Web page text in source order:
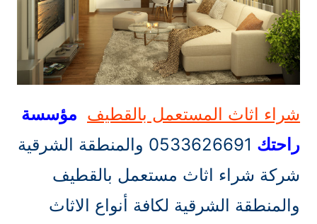
شراء اثاث المستعمل بالقطيف مؤسسة
راحتك
شركة شراء اثاث مستعمل بالقطيف
والمنطقة الشرقية لكافة أنواع الاثاث